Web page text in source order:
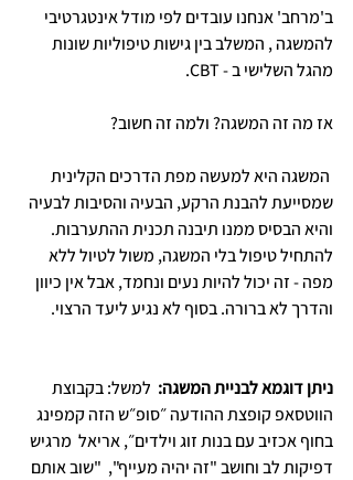
ב'מרחב' אנחנו עובדים לפי מודל אינטגרטיבי
להמשגה , המשלב בין גישות טיפוליות שונות
מהגל השלישי ב - CBT.
אז מה זה המשגה? ולמה זה חשוב?
המשגה היא למעשה מפת הדרכים הקלינית
שמסייעת להבנת הרקע, הבעיה והסיבות לבעיה
והיא הבסיס ממנו תיבנה תכנית ההתערבות.
להתחיל טיפול בלי המשגה, משול לטיול ללא
מפה - זה יכול להיות נעים ונחמד, אבל אין כיוון
והדרך לא ברורה. בסוף לא נגיע ליעד הרצוי.
ניתן דוגמא לבניית המשגה: למשל: בקבוצת
הווטסאפ קופצת ההודעה ״סופ״ש הזה קמפינג
בחוף אכזיב עם בנות זוג וילדים״, אריאל  מרגיש
דפיקות לב וחושב "זה יהיה מעייף",  "שוב אותם